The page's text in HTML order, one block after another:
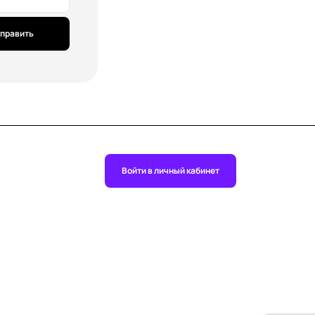
Войти в личный кабинет